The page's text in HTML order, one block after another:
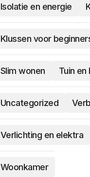
Isolatie en energie
Klussen voor
Slim wonen Tuin
Uncategorized
Verlichting en elektra
Woonkamer